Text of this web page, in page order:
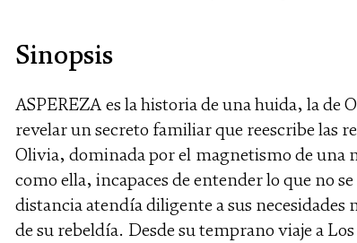
Sinopsis
ASPEREZA es la historia de una huida, la de
revelar un secreto familiar que reescribe las
Olivia, dominada por el magnetismo de una
como ella, incapaces de entender lo que no
distancia atendía diligente a sus
de su rebeldía. Desde su temprano viaje a